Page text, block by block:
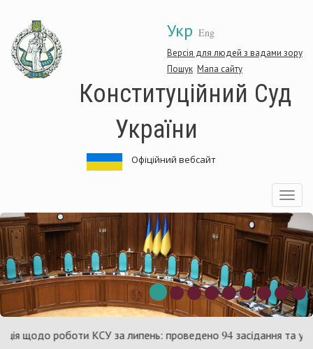
основного
матеріалу
Укр Eng
Версія для людей з вадами зору
Пошук Мапа сайту
Конституційний Суд
України
Офіційний вебсайт
Toggle
щодо роботи КСУ за липень: проведено 94 засідання та